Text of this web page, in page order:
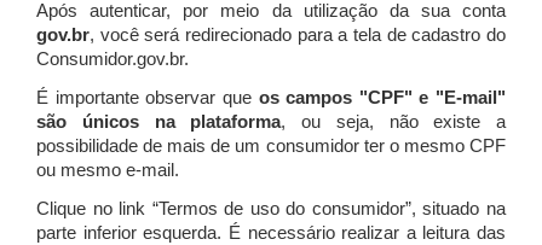
Após autenticar, por meio da utilização da sua conta
gov.br, você será redirecionado para a tela de cadastro do
Consumidor.gov.br.
É importante observar que os campos "CPF" e "E-mail"
são únicos na plataforma, ou seja, não existe a
possibilidade de mais de um consumidor ter o mesmo CPF
ou mesmo e-mail.
Clique no link “Termos de uso do consumidor”, situado na
parte inferior esquerda. É necessário realizar a leitura das